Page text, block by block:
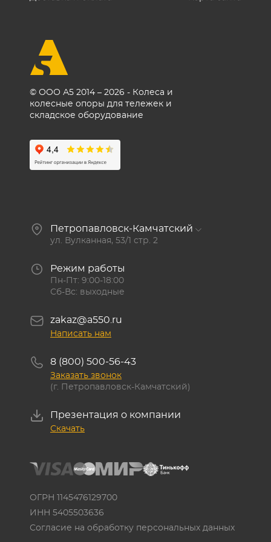
© ООО А5 2014 – 2026 - Колеса и
колесные опоры для тележек и
складское оборудование
Петропавловск-Камчатский
ул. Вулканная, 53/1 стр. 2
Режим работы
Пн-Пт: 9:00-18:00
Сб-Вс: выходные
zakaz@a550.ru
Написать нам
8 (800) 500-56-43
Заказать звонок
(г. Петропавловск-Камчатский)
Презентация о компании
Скачать
ОГРН 1145476129700
ИНН 5405503636
Согласие на обработку персональных данных